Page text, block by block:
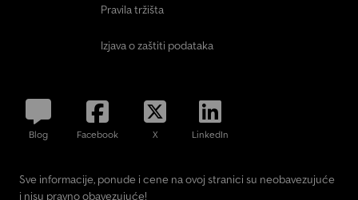
Pravila tržišta
Izjava o zaštiti podataka
Blog Facebook X LinkedIn
Sve informacije, ponude i cene na ovoj stranici su neobavezujuće
i nisu pravno obavezujuće!